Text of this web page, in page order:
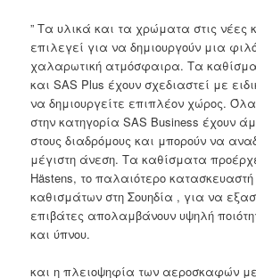
” Τα υλικά και τα χρώματα στις νέες
επιλεγεί για να δημιουργούν μια
χαλαρωτική ατμόσφαιρα.Τα
και SAS Plus έχουν σχεδιαστεί με
να δημιουργείτε επιπλέον χώρος.Όλα
στην κατηγορία SAS Business έχουν
στους διαδρόμους και μπορούν να
μέγιστη άνεση.Τα καθίσματα
Hästens, το παλαιότερο
καθισμάτων στη Σουηδία , για να
επιβάτες απολαμβάνουν υψηλή
και ύπνου.
και η πλειοψηφία των αεροσκαφών